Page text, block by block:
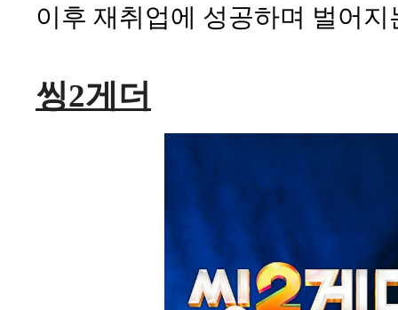
이후 재취업에 성공하며 벌어지
씽2게더